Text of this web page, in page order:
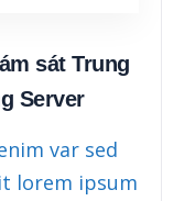
sát Trung
Server
var sed
lorem ipsum